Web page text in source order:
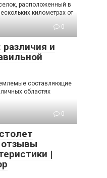
расположенный в
километрах от
0
и
составляющие
областях
0
|